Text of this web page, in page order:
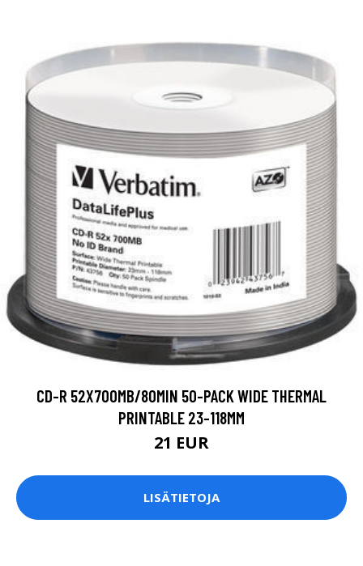
CD-R 52X700MB/80MIN 50-PACK WIDE THERMAL
PRINTABLE 23-118MM
21 EUR
LISÄTIETOJA